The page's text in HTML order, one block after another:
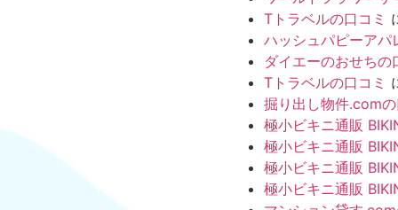
Tトラベルの口コミ
ハッシュパピーアパ
ダイエーのおせちの
Tトラベルの口コミ
掘り出し物件.com
極小ビキニ通販
極小ビキニ通販
極小ビキニ通販
極小ビキニ通販